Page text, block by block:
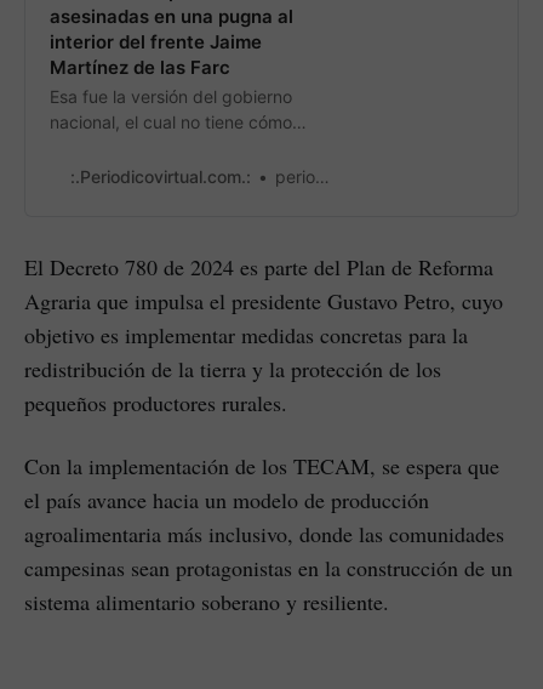
asesinadas en una pugna al
interior del frente Jaime
Martínez de las Farc
Esa fue la versión del gobierno
nacional, el cual no tiene cómo
del Cauca
:.Periodicovirtual.com.: periodicovirtual
El Decreto 780 de 2024 es parte del Plan de Reforma
Agraria que impulsa el presidente Gustavo Petro, cuyo
objetivo es implementar medidas concretas para la
redistribución de la tierra y la protección de los
pequeños productores rurales.
Con la implementación de los TECAM, se espera que
el país avance hacia un modelo de producción
agroalimentaria más inclusivo, donde las comunidades
campesinas sean protagonistas en la construcción de un
sistema alimentario soberano y resiliente.